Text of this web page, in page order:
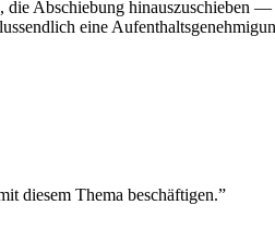
Abschiebung hinauszuschieben
eine
diesem Thema beschäftigen.”